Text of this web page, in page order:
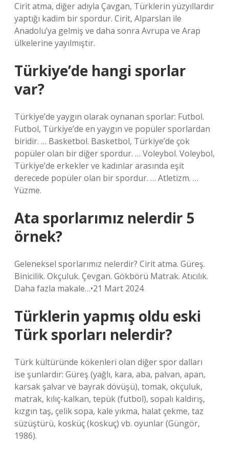
Cirit atma, diğer adıyla Çavgan, Türklerin yüzyıllardır
yaptığı kadim bir spordur. Cirit, Alparslan ile
Anadolu’ya gelmiş ve daha sonra Avrupa ve Arap
ülkelerine yayılmıştır.
Türkiye’de hangi sporlar
var?
Türkiye’de yaygın olarak oynanan sporlar: Futbol.
Futbol, ​​Türkiye’de en yaygın ve popüler sporlardan
biridir. … Basketbol. Basketbol, ​​Türkiye’de çok
popüler olan bir diğer spordur. … Voleybol. Voleybol,
Türkiye’de erkekler ve kadınlar arasında eşit
derecede popüler olan bir spordur. … Atletizm. …
Yüzme.
Ata sporlarımız nelerdir 5
örnek?
Geleneksel sporlarımız nelerdir? Cirit atma. Güreş.
Binicilik. Okçuluk. Çevgan. Gökbörü Matrak. Atıcılık.
Daha fazla makale…•21 Mart 2024
Türklerin yapmış oldu eski
Türk sporları nelerdir?
Türk kültüründe kökenleri olan diğer spor dalları
ise şunlardır: Güreş (yağlı, kara, aba, palvan, apan,
karsak şalvar ve bayrak dövüşü), tomak, okçuluk,
matrak, kılıç-kalkan, tepük (futbol), sopalı kaldırış,
kızgın taş, çelik sopa, kale yıkma, halat çekme, taz
süzüştürü, kosküç (koskuç) vb. oyunlar (Güngör,
1986).